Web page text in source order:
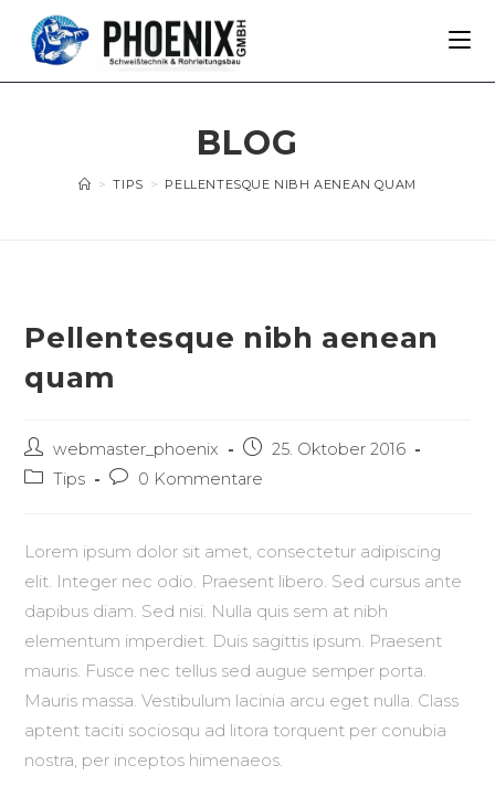
BLOG
> TIPS > PELLENTESQUE NIBH AENEAN QUAM
Pellentesque nibh aenean
quam
webmaster_phoenix
25. Oktober 2016
Tips
0 Kommentare
Lorem ipsum dolor sit amet, consectetur adipiscing
elit. Integer nec odio. Praesent libero. Sed cursus ante
dapibus diam. Sed nisi. Nulla quis sem at nibh
elementum imperdiet. Duis sagittis ipsum. Praesent
mauris. Fusce nec tellus sed augue semper porta.
Mauris massa. Vestibulum lacinia arcu eget nulla. Class
aptent taciti sociosqu ad litora torquent per conubia
nostra, per inceptos himenaeos.